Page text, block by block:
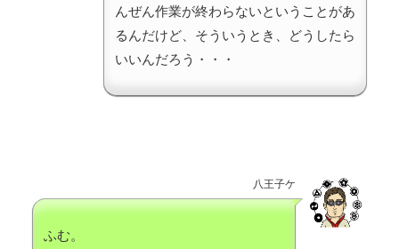
んぜん作業が終わらないということがあ
るんだけど、そういうとき、どうしたら
いいんだろう・・・
八王子ケ
ふむ。